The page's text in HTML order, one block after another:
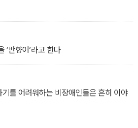
‘반향어‘라고 한다
를 어려워하는 비장애인들은 흔히 이야